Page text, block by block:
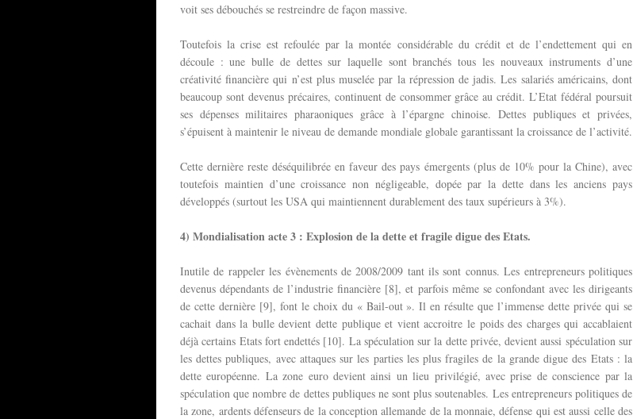
voit ses débouchés se restreindre de façon massive.
Toutefois la crise est refoulée par la montée considérable du crédit et de l’endettement qui en
découle : une bulle de dettes sur laquelle sont branchés tous les nouveaux instruments d’une
créativité financière qui n’est plus muselée par la répression de jadis. Les salariés américains, dont
beaucoup sont devenus précaires, continuent de consommer grâce au crédit. L’Etat fédéral poursuit
ses dépenses militaires pharaoniques grâce à l’épargne chinoise. Dettes publiques et privées,
s’épuisent à maintenir le niveau de demande mondiale globale garantissant la croissance de l’activité.
Cette dernière reste déséquilibrée en faveur des pays émergents (plus de 10% pour la Chine), avec
toutefois maintien d’une croissance non négligeable, dopée par la dette dans les anciens pays
développés (surtout les USA qui maintiennent durablement des taux supérieurs à 3%).
4) Mondialisation acte 3 : Explosion de la dette et fragile digue des Etats.
Inutile de rappeler les évènements de 2008/2009 tant ils sont connus. Les entrepreneurs politiques
devenus dépendants de l’industrie financière [8], et parfois même se confondant avec les dirigeants
de cette dernière [9], font le choix du « Bail-out ». Il en résulte que l’immense dette privée qui se
cachait dans la bulle devient dette publique et vient accroitre le poids des charges qui accablaient
déjà certains Etats fort endettés [10]. La spéculation sur la dette privée, devient aussi spéculation sur
les dettes publiques, avec attaques sur les parties les plus fragiles de la grande digue des Etats : la
dette européenne. La zone euro devient ainsi un lieu privilégié, avec prise de conscience par la
spéculation que nombre de dettes publiques ne sont plus soutenables. Les entrepreneurs politiques de
la zone, ardents défenseurs de la conception allemande de la monnaie, défense qui est aussi celle des